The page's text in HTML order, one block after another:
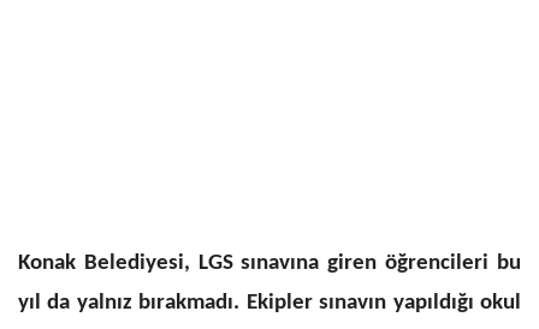
Konak Belediyesi, LGS sınavına giren öğrencileri bu
yıl da yalnız bırakmadı. Ekipler sınavın yapıldığı okul